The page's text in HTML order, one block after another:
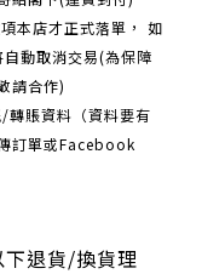
本店才正式落單， 如
動取消交易(為保障
請合作)
轉賬資料（資料要有
訂單或Facebook
退貨/換貨理